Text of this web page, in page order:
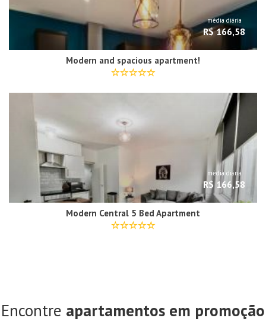
média diária
R$ 166,58
Modern and spacious apartment!
média diária
R$ 166,58
Modern Central 5 Bed Apartment
Encontre apartamentos em promoção